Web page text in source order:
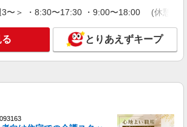
2029575
御器所＞デイサービスSTAFF＊16時退社も
！子育て世代活躍中
費全支給(ガソリン代含む)＞
詳細を見る
3〜＞ ・8:30〜17:30 ・9:00〜18:00 (休憩1h
とりあえずキープ